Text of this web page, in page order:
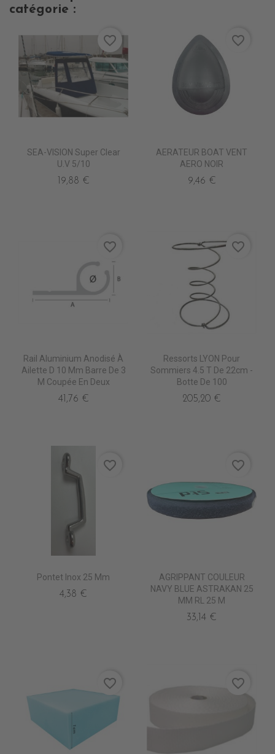
catégorie :
SEA-VISION Super Clear
U.V 5/10
19,88 €
favorite_border
AERATEUR BOAT VENT
AERO NOIR
9,46 €
favorite_border
Rail Aluminium Anodisé À
Ailette D 10 Mm Barre De 3
M Coupée En Deux
41,76 €
favorite_border
Ressorts LYON Pour
Sommiers 4.5 T De 22cm -
Botte De 100
205,20 €
favorite_border
Pontet Inox 25 Mm
4,38 €
favorite_border
AGRIPPANT COULEUR
NAVY BLUE ASTRAKAN 25
MM RL 25 M
33,14 €
favorite_border
favorite_border favorite_border